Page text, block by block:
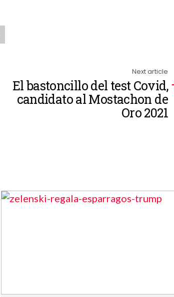
Next article
El bastoncillo del test Covid,
candidato al Mostachon de
Oro 2021